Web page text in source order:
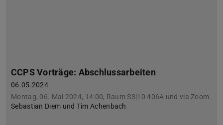
CCPS Vorträge: Abschlussarbeiten
06.05.2024
Montag, 06. Mai 2024, 14:00, Raum S3|10 406A und via Zoom
Sebastian Diem und Tim Achenbach